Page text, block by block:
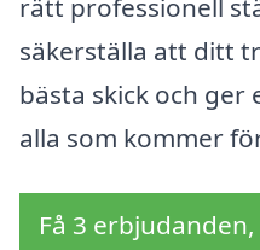
rätt professionell
säkerställa att ditt
bästa skick och
alla som kommer
Få 3